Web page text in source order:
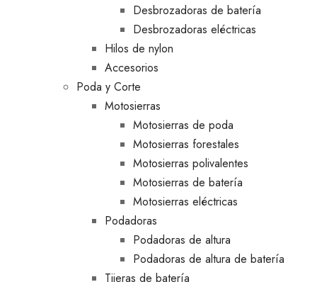
Desbrozadoras de batería
Desbrozadoras eléctricas
Hilos de nylon
Accesorios
Poda y Corte
Motosierras
Motosierras de poda
Motosierras forestales
Motosierras polivalentes
Motosierras de batería
Motosierras eléctricas
Podadoras
Podadoras de altura
Podadoras de altura de batería
Tijeras de batería